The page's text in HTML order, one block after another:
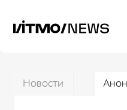
Новости